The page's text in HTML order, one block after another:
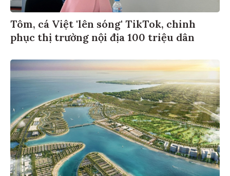
Tôm, cá Việt 'lên sóng' TikTok, chinh
phục thị trường nội địa 100 triệu dân